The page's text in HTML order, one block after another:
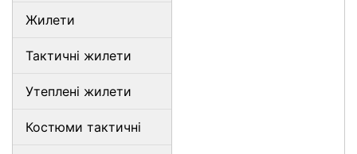
Жилети
Тактичні жилети
Утеплені жилети
Костюми тактичні